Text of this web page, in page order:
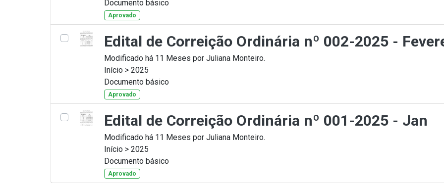
Documento básico
Aprovado
Edital de Correição Ordinária nº 002-2025 -
Modificado há 11 Meses por Juliana Monteiro.
Início > 2025
Documento básico
Aprovado
Edital de Correição Ordinária nº 001-2025 - Jan
Modificado há 11 Meses por Juliana Monteiro.
Início > 2025
Documento básico
Aprovado